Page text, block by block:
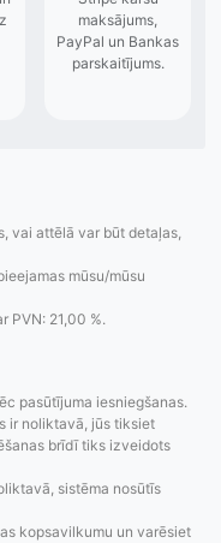
bez
konta
PayPal
vai attēlā var būt detaļas,
mūsu/mūsu
PVN: 21,00 %.
pasūtījuma iesniegšanas.
ir noliktavā, jūs tiksiet
brīdī tiks izveidots
sistēma nosūtīs
kopsavilkumu un varēsiet